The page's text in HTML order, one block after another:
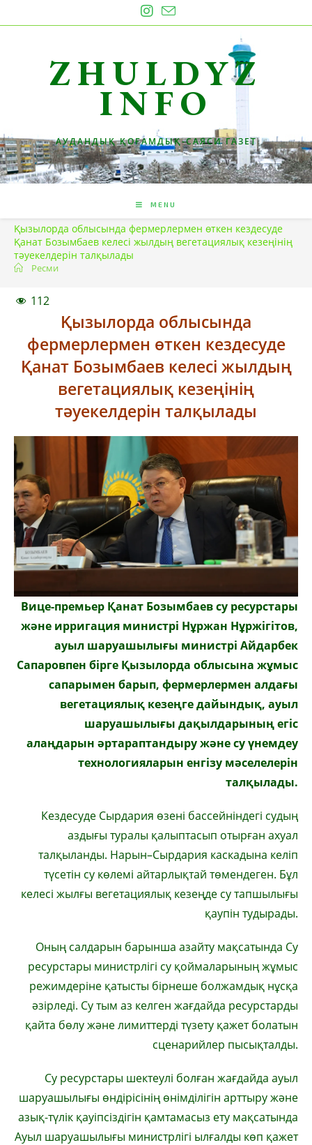
to
ZHULDYZ
INFO
АУДАНДЫҚ ҚОҒАМДЫҚ-САЯСИ ГАЗЕТ
MENU
Қызылорда облысында фермерлермен өткен кездесуде
Қанат Бозымбаев келесі жылдың вегетациялық кезеңінің
тәуекелдерін талқылады
Ресми
112
Қызылорда облысында
фермерлермен өткен кездесуде
Қанат Бозымбаев келесі жылдың
вегетациялық кезеңінің
тәуекелдерін талқылады
Вице-премьер Қанат Бозымбаев су ресурстары
және ирригация министрі Нұржан Нұржігітов,
ауыл шаруашылығы министрі Айдарбек
Сапаровпен бірге Қызылорда облысына жұмыс
сапарымен барып, фермерлермен алдағы
вегетациялық кезеңге дайындық, ауыл
шаруашылығы дақылдарының егіс
алаңдарын әртараптандыру және су үнемдеу
технологияларын енгізу мәселелерін
талқылады.
Кездесуде Сырдария өзені бассейніндегі судың
аздығы туралы қалыптасып отырған ахуал
талқыланды. Нарын–Сырдария каскадына келіп
түсетін су көлемі айтарлықтай төмендеген. Бұл
келесі жылғы вегетациялық кезеңде су тапшылығы
қаупін тудырады.
Оның салдарын барынша азайту мақсатында Су
ресурстары министрлігі су қоймаларының жұмыс
режимдеріне қатысты бірнеше болжамдық нұсқа
әзірледі. Су тым аз келген жағдайда ресурстарды
қайта бөлу және лимиттерді түзету қажет болатын
сценарийлер пысықталды.
Су ресурстары шектеулі болған жағдайда ауыл
шаруашылығы өндірісінің өнімділігін арттыру және
азық-түлік қауіпсіздігін қамтамасыз ету мақсатында
Ауыл шаруашылығы министрлігі ылғалды көп қажет